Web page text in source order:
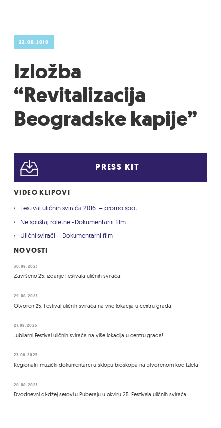
22.08.2018
Izložba
“Revitalizacija
Beogradske kapije”
PRESS KIT
VIDEO KLIPOVI
Festival uličnih svirača 2016. – promo spot
Ne spuštaj roletne - Dokumentarni film
Ulični svirači – Dokumentarni film
NOVOSTI
30.08.2025
Završeno 25. izdanje Festivala uličnih svirača!
29.08.2025
Otvoren 25. Festival uličnih svirača na više lokacija u centru grada!
27.08.2025
Jubilarni Festival uličnih svirača na više lokacija u centru grada!
23.08.2025
Regionalni muzički dokumentarci u sklopu bioskopa na otvorenom kod Izleta!
20.08.2025
Dvodnevni di-džej setovi u Puberaju u okviru 25. Festivala uličnih svirača!